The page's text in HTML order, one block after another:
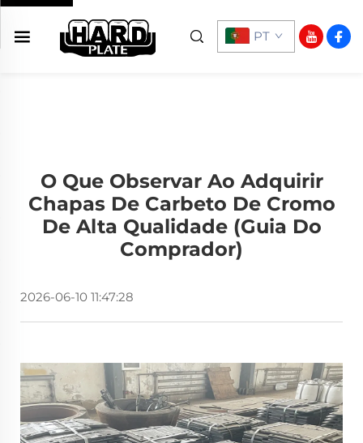
PT
O Que Observar Ao Adquirir
Chapas De Carbeto De Cromo
De Alta Qualidade (Guia Do
Comprador)
2026-06-10 11:47:28